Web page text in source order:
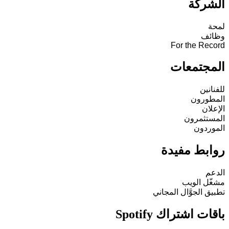
الشركة
لمحة
وظائف
For the Record
المجتمعات
للفنانين
المطورون
الإعلان
المستثمرون
الموردون
روابط مفيدة
الدعم
مشغّل الويب
تطبيق الجوَّال المجاني
باقات اشتراك Spotify